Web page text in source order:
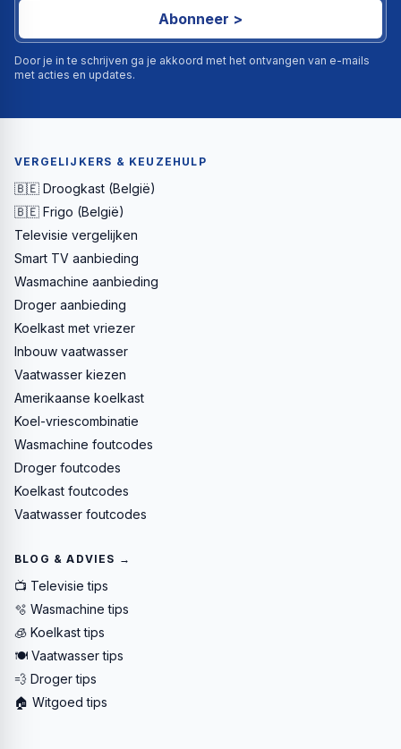
Abonneer >
Door je in te schrijven ga je akkoord met het ontvangen van e-mails
met acties en updates.
VERGELIJKERS & KEUZEHULP
🇧🇪 Droogkast (België)
🇧🇪 Frigo (België)
Televisie vergelijken
Smart TV aanbieding
Wasmachine aanbieding
Droger aanbieding
Koelkast met vriezer
Inbouw vaatwasser
Vaatwasser kiezen
Amerikaanse koelkast
Koel-vriescombinatie
Wasmachine foutcodes
Droger foutcodes
Koelkast foutcodes
Vaatwasser foutcodes
BLOG & ADVIES →
📺 Televisie tips
🫧 Wasmachine tips
🧊 Koelkast tips
🍽️ Vaatwasser tips
💨 Droger tips
🏠 Witgoed tips